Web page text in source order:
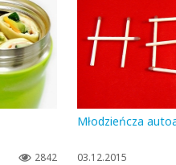
2842
Młodzieńcza
03.12.2015